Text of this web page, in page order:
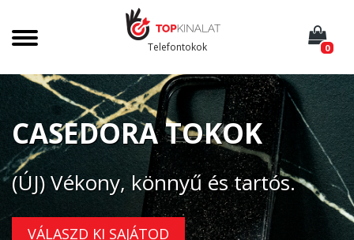
Telefontokok 0
CASEDORA TOKOK
(ÚJ) Vékony, könnyű és tartós.
VÁLASZD KI SAJÁTOD